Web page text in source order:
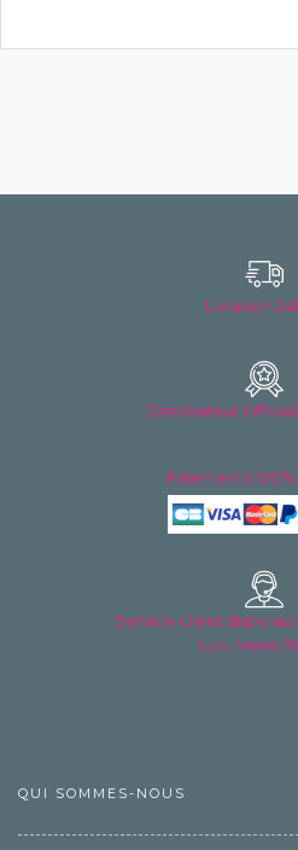
Livraison
Distributeur
Paiements 100%
Service client dispo au
Lun.-Vend./
QUI SOMMES-NOUS